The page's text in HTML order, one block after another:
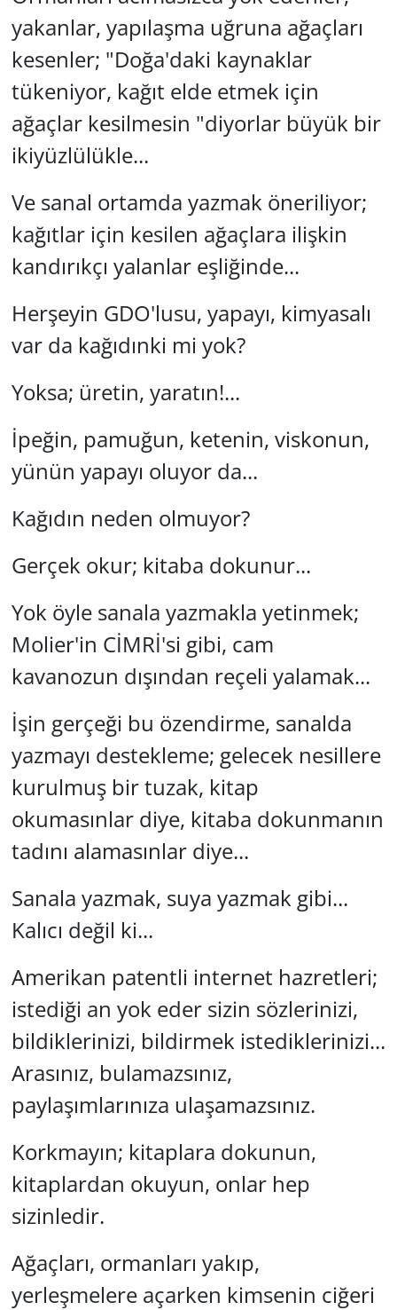
yakanlar, yapılaşma uğruna ağaçları
kesenler; "Doğa'daki kaynaklar
tükeniyor, kağıt elde etmek için
ağaçlar kesilmesin "diyorlar büyük bir
ikiyüzlülükle...
Ve sanal ortamda yazmak öneriliyor;
kağıtlar için kesilen ağaçlara ilişkin
kandırıkçı yalanlar eşliğinde...
Herşeyin GDO'lusu, yapayı, kimyasalı
var da kağıdınki mi yok?
Yoksa; üretin, yaratın!...
İpeğin, pamuğun, ketenin, viskonun,
yünün yapayı oluyor da...
Kağıdın neden olmuyor?
Gerçek okur; kitaba dokunur...
Yok öyle sanala yazmakla yetinmek;
Molier'in CİMRİ'si gibi, cam
kavanozun dışından reçeli yalamak...
İşin gerçeği bu özendirme, sanalda
yazmayı destekleme; gelecek nesillere
kurulmuş bir tuzak, kitap
okumasınlar diye, kitaba dokunmanın
tadını alamasınlar diye...
Sanala yazmak, suya yazmak gibi...
Kalıcı değil ki...
Amerikan patentli internet hazretleri;
istediği an yok eder sizin sözlerinizi,
bildiklerinizi, bildirmek istediklerinizi...
Arasınız, bulamazsınız,
paylaşımlarınıza ulaşamazsınız.
Korkmayın; kitaplara dokunun,
kitaplardan okuyun, onlar hep
sizinledir.
Ağaçları, ormanları yakıp,
yerleşmelere açarken kimsenin ciğeri
GÜNDEM
HABERDE İNSAN
KÜLTÜR SANAT
MAGAZİN
POLİTİKA
RESMİ İLANLAR
SAĞLIK
SİYASET
SPOR
Yerel